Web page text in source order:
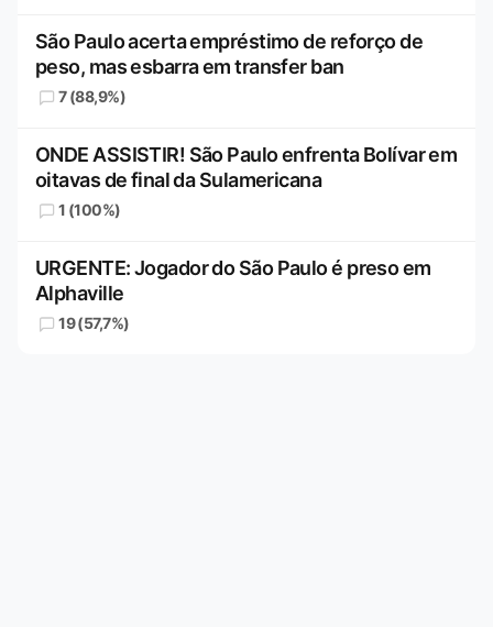
São Paulo acerta empréstimo de reforço de
peso, mas esbarra em transfer ban
7 (88,9%)
ONDE ASSISTIR! São Paulo enfrenta Bolívar em
oitavas de final da Sulamericana
1 (100%)
URGENTE: Jogador do São Paulo é preso em
Alphaville
19 (57,7%)